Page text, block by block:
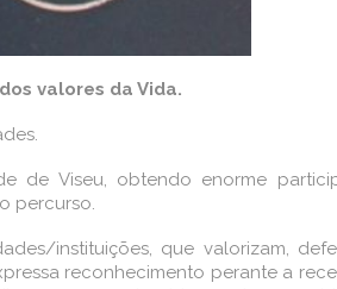
valores da Vida.
de Viseu, obtendo enorme
percurso.
instituições, que valorizam,
reconhecimento perante a